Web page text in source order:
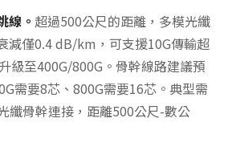
線。 超過500公尺的距離，多模光纖
減僅0.4 dB/km，可支援10G傳輸超
級至400G/800G。骨幹線路建議預
需要8芯、800G需要16芯。典型需
纖骨幹連接，距離500公尺-數公